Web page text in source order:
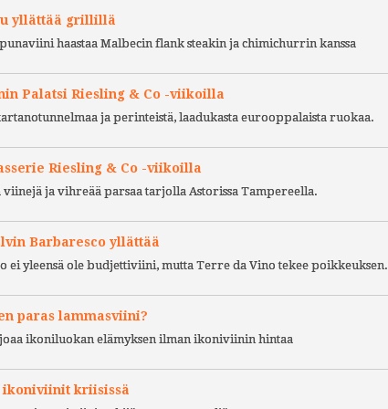
yllättää grillillä
haastaa Malbecin flank steakin ja chimichurrin kanssa
Palatsi Riesling & Co -viikoilla
ja perinteistä, laadukasta eurooppalaista ruokaa.
Riesling & Co -viikoilla
viinejä ja vihreää parsaa tarjolla Astorissa Tampereella.
Barbaresco yllättää
ei yleensä ole budjettiviini, mutta Terre da Vino tekee poikkeuksen.
paras lammasviini?
ikoniluokan elämyksen ilman ikoniviinin hintaa
ikoniviinit kriisissä